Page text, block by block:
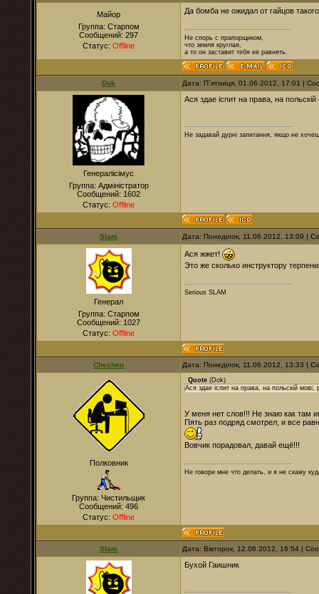
Майор
Группа: Старпом
Сообщений: 297
Статус: Offline
Да бомба не ожидал от гайцов такого
Не спорь с прапорщиком,
что земля круглая,
а то он заставит тебя ее равнять.
Dok Дата: П`ятниця, 01.06.2012, 17:01 |
Генералісімус
Группа: Адміністратор
Сообщений: 1602
Статус: Offline
Ася здае іспит на права, на
Не задавай дурні запитання, якщо не
Slam Дата: Понеділок, 11.06.2012, 13:09 |
Генерал
Группа: Старпом
Сообщений: 1027
Статус: Offline
Ася жжет!
Это же сколько инструктору
Serious SLAM
Chechen Дата: Понеділок, 11.06.2012, 13:33 |
Полковник
Группа: Чистильщик
Сообщений: 496
Статус: Offline
Quote (Dok)
Ася здае іспит на права, на польскій мові,
У меня нет слов!!! Не знаю как там
Пять раз подряд смотрел, и все
Вовчик порадовал, давай ещё!!!
Не говори мне что делать, и я не скажу
Slam Дата: Вівторок, 12.06.2012, 16:54 |
Бухой Гаишник